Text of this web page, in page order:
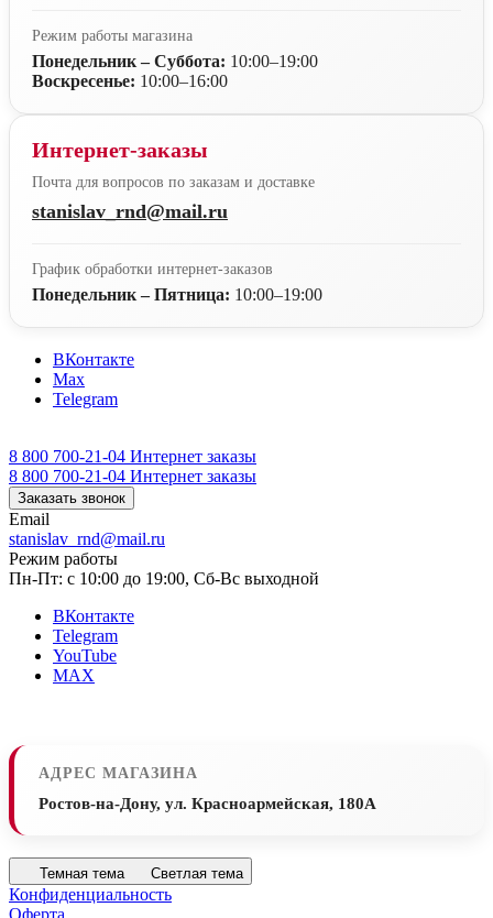
Режим работы магазина
Понедельник – Суббота: 10:00–19:00
Воскресенье: 10:00–16:00
Интернет-заказы
Почта для вопросов по заказам и доставке
stanislav_rnd@mail.ru
График обработки интернет-заказов
Понедельник – Пятница: 10:00–19:00
ВКонтакте
Max
Telegram
8 800 700-21-04 Интернет заказы
8 800 700-21-04 Интернет заказы
Заказать звонок
Email
stanislav_rnd@mail.ru
Режим работы
Пн-Пт: с 10:00 до 19:00, Сб-Вс выходной
ВКонтакте
Telegram
YouTube
MAX
АДРЕС МАГАЗИНА
Ростов-на-Дону, ул. Красноармейская, 180А
Темная тема Светлая тема
Конфиденциальность
Оферта